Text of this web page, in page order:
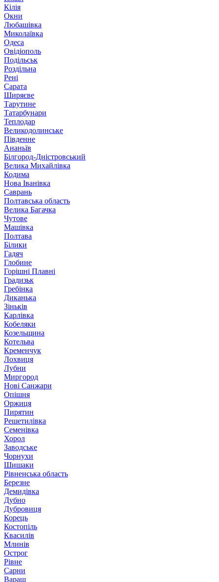
Кілія
Окни
Любашівка
Миколаївка
Одеса
Овідіополь
Подільськ
Роздільна
Рені
Сарата
Ширяєве
Тарутине
Татарбунари
Теплодар
Великодолинське
Південне
Ананьїв
Білгород-Дністровський
Велика Михайлівка
Кодима
Нова Іванівка
Саврань
Полтавська область
Велика Багачка
Чутове
Машівка
Полтава
Білики
Гадяч
Глобине
Горішні Плавні
Градизьк
Гребінка
Диканька
Зіньків
Карлівка
Кобеляки
Козельщина
Котельва
Кременчук
Лохвиця
Лубни
Миргород
Нові Санжари
Опішня
Оржиця
Пирятин
Решетилівка
Семенівка
Хорол
Заводське
Чорнухи
Шишаки
Рівненська область
Березне
Демидівка
Дубно
Дубровиця
Корець
Костопіль
Квасилів
Млинів
Острог
Рівне
Сарни
Вараш